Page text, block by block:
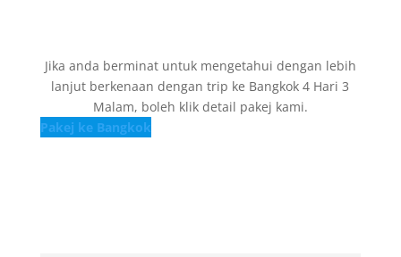
Jika anda berminat untuk mengetahui dengan lebih
lanjut berkenaan dengan trip ke Bangkok 4 Hari 3
Malam, boleh klik detail pakej kami.
Pakej ke Bangkok